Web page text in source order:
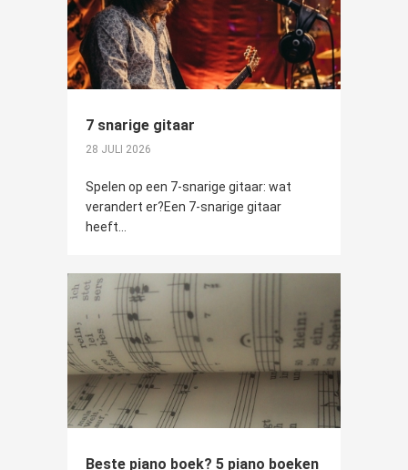
7 snarige gitaar
28 JULI 2026
Spelen op een 7-snarige gitaar: wat
verandert er?Een 7-snarige gitaar
heeft...
Beste piano boek? 5 piano boeken